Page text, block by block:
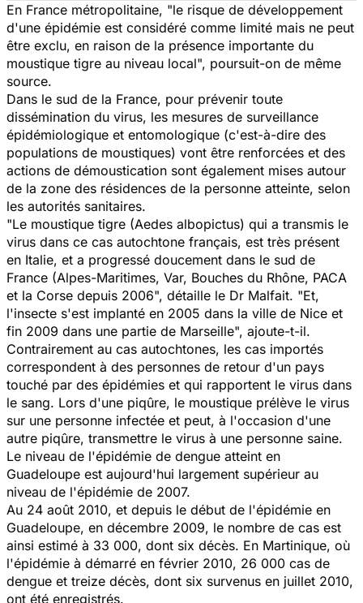
En France métropolitaine, "le risque de développement
d'une épidémie est considéré comme limité mais ne peut
être exclu, en raison de la présence importante du
moustique tigre au niveau local", poursuit-on de même
source.
Dans le sud de la France, pour prévenir toute
dissémination du virus, les mesures de surveillance
épidémiologique et entomologique (c'est-à-dire des
populations de moustiques) vont être renforcées et des
actions de démoustication sont également mises autour
de la zone des résidences de la personne atteinte, selon
les autorités sanitaires.
"Le moustique tigre (Aedes albopictus) qui a transmis le
virus dans ce cas autochtone français, est très présent
en Italie, et a progressé doucement dans le sud de
France (Alpes-Maritimes, Var, Bouches du Rhône, PACA
et la Corse depuis 2006", détaille le Dr Malfait. "Et,
l'insecte s'est implanté en 2005 dans la ville de Nice et
fin 2009 dans une partie de Marseille", ajoute-t-il.
Contrairement au cas autochtones, les cas importés
correspondent à des personnes de retour d'un pays
touché par des épidémies et qui rapportent le virus dans
le sang. Lors d'une piqûre, le moustique prélève le virus
sur une personne infectée et peut, à l'occasion d'une
autre piqûre, transmettre le virus à une personne saine.
Le niveau de l'épidémie de dengue atteint en
Guadeloupe est aujourd'hui largement supérieur au
niveau de l'épidémie de 2007.
Au 24 août 2010, et depuis le début de l'épidémie en
Guadeloupe, en décembre 2009, le nombre de cas est
ainsi estimé à 33 000, dont six décès. En Martinique, où
l'épidémie à démarré en février 2010, 26 000 cas de
dengue et treize décès, dont six survenus en juillet 2010,
ont été enregistrés.